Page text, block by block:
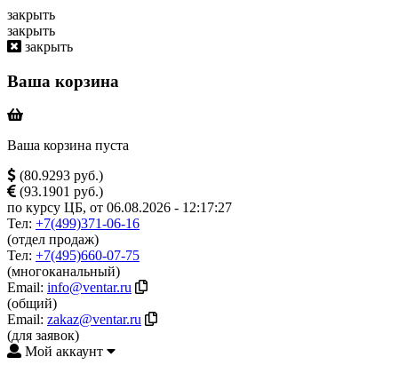
закрыть
закрыть
закрыть
Ваша корзина
Ваша корзина пуста
(80.9293 руб.)
(93.1901 руб.)
по курсу ЦБ, от 06.08.2026 - 12:17:27
Тел: +7(499)371-06-16
(отдел продаж)
Тел: +7(495)660-07-75
(многоканальный)
Email: info@ventar.ru
(общий)
Email: zakaz@ventar.ru
(для заявок)
Мой аккаунт